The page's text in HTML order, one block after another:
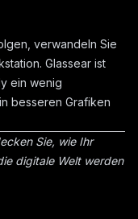
verwandeln Sie
Glassear ist
ein wenig
besseren Grafiken
Sie, wie Ihr
digitale Welt werden